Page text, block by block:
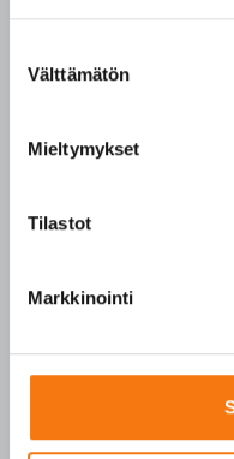
valinta
Välttämätön
Mieltymykset
Tilastot
Markkinointi
Seepsulan tuotteilla on
SFS-EN 13043
Y-tunnus 3609611-2
ETUSIVU